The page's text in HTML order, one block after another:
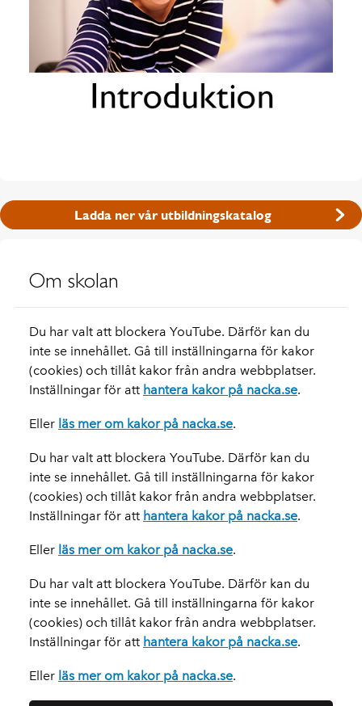
Ladda ner vår utbildningskatalog
Om skolan
Du har valt att blockera YouTube. Därför kan du
inte se innehållet. Gå till inställningarna för kakor
(cookies) och tillåt kakor från andra webbplatser.
Inställningar för att hantera kakor på nacka.se.
Eller läs mer om kakor på nacka.se.
Du har valt att blockera YouTube. Därför kan du
inte se innehållet. Gå till inställningarna för kakor
(cookies) och tillåt kakor från andra webbplatser.
Inställningar för att hantera kakor på nacka.se.
Eller läs mer om kakor på nacka.se.
Du har valt att blockera YouTube. Därför kan du
inte se innehållet. Gå till inställningarna för kakor
(cookies) och tillåt kakor från andra webbplatser.
Inställningar för att hantera kakor på nacka.se.
Eller läs mer om kakor på nacka.se.